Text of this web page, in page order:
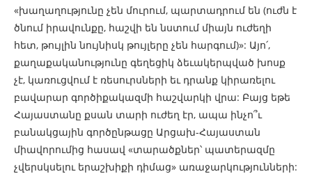
«խաղաղությունը չեն մուրում, պարտադրում են (ուժն է
ծնում իրավունքը, հաշվի են նստում միայն ուժեղի
հետ, թույլին նույնիսկ թույլերը չեն հարգում)»: Այո՛,
քաղաքականությունը գեղեցիկ ձեւակերպված խոսք
չէ, կառուցվում է ռեսուրսների եւ դրանք կիրառելու
բավարար գործիքակազմի հաշվարկի վրա: Բայց եթե
Հայաստանը քսան տարի ուժեղ էր, ապա ինչո՞ւ
բանակցային գործընթացը Արցախ-Հայաստան
միավորումից հասավ «տարածքներ՝ պատերազմը
չվերսկսելու երաշխիքի դիմաց» առաջարկությունների: